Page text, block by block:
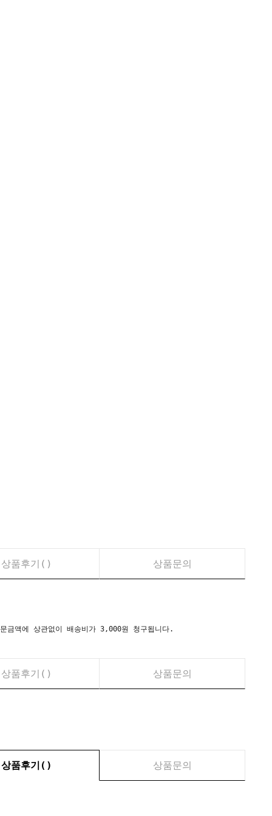
상품후기( ) 상품문의
에 상관없이 배송비가 3,000원 청구됩니다.
상품후기( ) 상품문의
상품후기( ) 상품문의